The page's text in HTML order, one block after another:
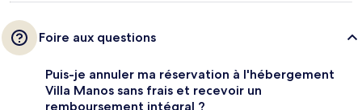
Foire aux questions
Puis-je annuler ma réservation à l'hébergement
Villa Manos sans frais et recevoir un
remboursement intégral ?